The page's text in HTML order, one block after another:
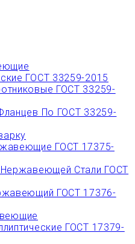
ГОСТ 33259-2015
ГОСТ 33259-
По ГОСТ 33259-
ГОСТ 17375-
Стали ГОСТ
ГОСТ 17376-
ГОСТ 17379-